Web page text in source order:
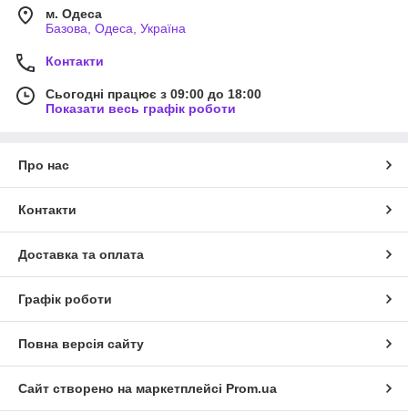
м. Одеса
Базова, Одеса, Україна
Контакти
Сьогодні працює з 09:00 до 18:00
Показати весь графік роботи
Про нас
Контакти
Доставка та оплата
Графік роботи
Повна версія сайту
Сайт створено на маркетплейсі Prom.ua